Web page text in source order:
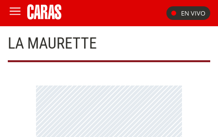
EN VIVO
LA MAURETTE